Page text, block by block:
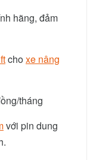
hãng, đảm
choxe nâng
tháng
với pin dung